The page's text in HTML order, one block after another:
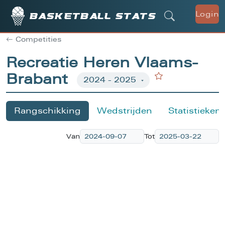
Basketball stats Login
Competities
Recreatie Heren Vlaams-
Brabant
Rangschikking Wedstrijden Statistieken
Van Tot